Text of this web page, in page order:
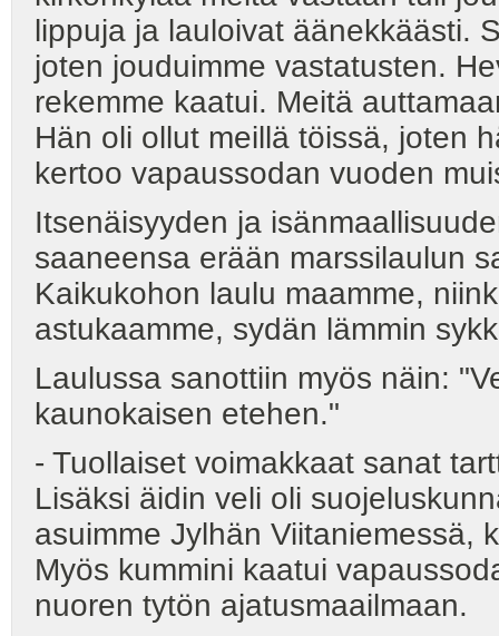
lippuja ja lauloivat äänekkäästi.
joten jouduimme vastatusten.
rekemme kaatui. Meitä
Hän oli ollut meillä töissä, joten
kertoo vapaussodan vuoden
Itsenäisyyden ja
saaneensa erään marssilaulun
Kaikukohon laulu maamme,
astukaamme, sydän lämmin
Laulussa sanottiin myös näin:
kaunokaisen etehen."
- Tuollaiset voimakkaat sanat
Lisäksi äidin veli oli
asuimme Jylhän Viitaniemessä,
Myös kummini kaatui
nuoren tytön ajatusmaailmaan.